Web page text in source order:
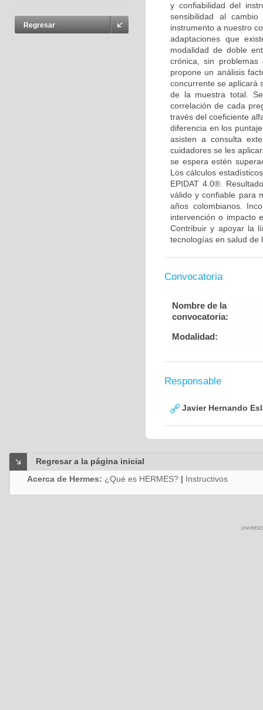
Regresar
y confiabilidad del
sensibilidad al
instrumento a nuestro
adaptaciones que
modalidad de doble
crónica, sin
propone un análisis
concurrente se aplicará
de la muestra total.
correlación de cada
través del coeficiente
diferencia en los
asisten a consulta
cuidadores se les
se espera estén
Los cálculos
EPIDAT 4.0®.
válido y confiable para
años colombianos.
intervención o impacto
Contribuir y apoyar la
tecnologías en salud de
Convocatoria
Nombre de la
convocatoria:
Modalidad:
Responsable
Javier Hernando
Regresar a la página inicial
Acerca de Hermes: ¿Qué es HERMES? | Instructivos